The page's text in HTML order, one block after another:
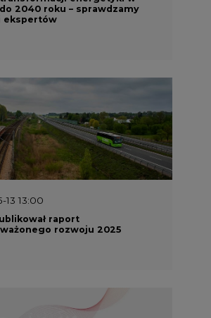
2040 roku – sprawdzamy
ekspertów
13 13:00
raport
rozwoju 2025